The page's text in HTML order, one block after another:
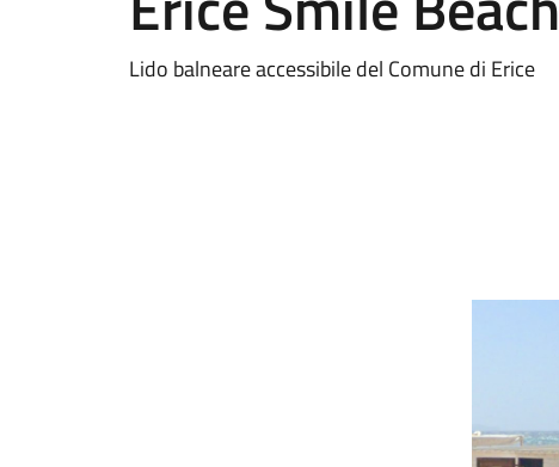
Lido balneare accessibile del Comune di Erice